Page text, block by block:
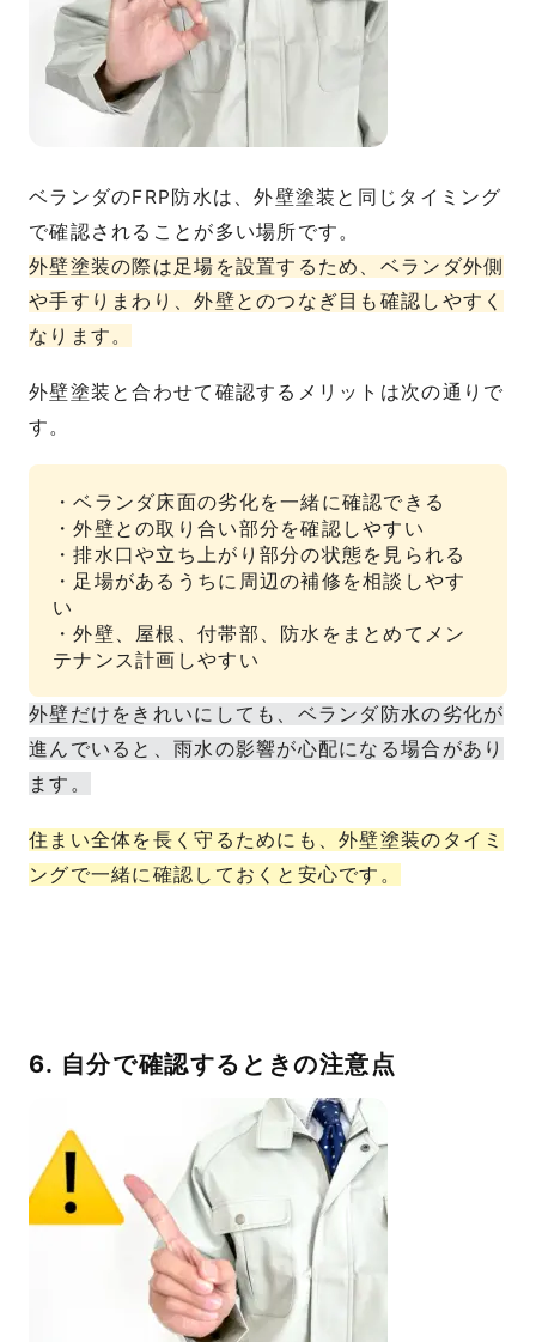
ベランダのFRP防水は、外壁塗装と同じタイミング
で確認されることが多い場所です。
外壁塗装の際は足場を設置するため、ベランダ外側
や手すりまわり、外壁とのつなぎ目も確認しやすく
なります。
外壁塗装と合わせて確認するメリットは次の通りで
す。
・ベランダ床面の劣化を一緒に確認できる
・外壁との取り合い部分を確認しやすい
・排水口や立ち上がり部分の状態を見られる
・足場があるうちに周辺の補修を相談しやす
い
・外壁、屋根、付帯部、防水をまとめてメン
テナンス計画しやすい
外壁だけをきれいにしても、ベランダ防水の劣化が
進んでいると、雨水の影響が心配になる場合があり
ます。
住まい全体を長く守るためにも、外壁塗装のタイミ
ングで一緒に確認しておくと安心です。
6. 自分で確認するときの注意点